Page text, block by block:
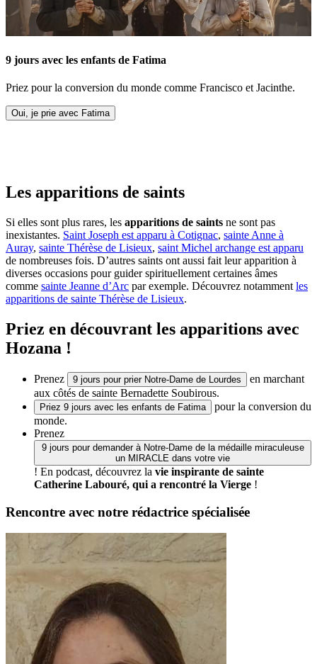
9 jours avec les enfants de Fatima
Priez pour la conversion du monde comme Francisco et Jacinthe.
Oui, je prie avec Fatima
Les apparitions de saints
Si elles sont plus rares, les apparitions de saints ne sont pas
inexistantes. Saint Joseph est apparu à Cotignac, sainte Anne à
Auray, sainte Thérèse de Lisieux, saint Michel archange est apparu
de nombreuses fois. D’autres saints ont aussi fait leur apparition à
diverses occasions pour guider spirituellement certaines âmes
comme sainte Jeanne d’Arc par exemple. Découvrez notamment les
apparitions de sainte Thérèse de Lisieux.
Priez en découvrant les apparitions avec
Hozana !
Prenez 9 jours pour prier Notre-Dame de Lourdes
en marchant
aux côtés de sainte Bernadette Soubirous.
Priez 9 jours avec les enfants de Fatima
pour la conversion du
monde.
Prenez
9 jours pour demander à Notre-Dame de la médaille miraculeuse
un MIRACLE dans votre vie
! En podcast, découvrez la vie inspirante de sainte
Catherine Labouré, qui a rencontré la Vierge !
Rencontre avec notre rédactrice spécialisée